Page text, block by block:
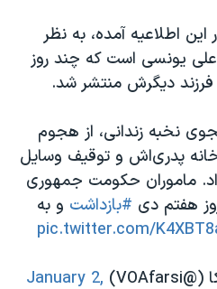
اطلاعیه آمده، به نظر
علی یونسی است که چند روز
دیگرش منتشر شد.
نخبه زندانی، از هجوم
خانه پدری‌اش و توقیف وسایل
ماموران حکومت جمهوری
هفتم دی #بازداشت و به
pic.twitter.com/
January 2,